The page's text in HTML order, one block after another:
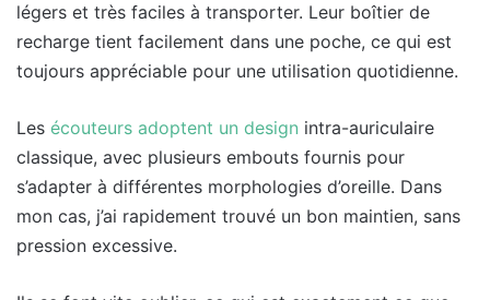
légers et très faciles à transporter. Leur boîtier de
recharge tient facilement dans une poche, ce qui est
toujours appréciable pour une utilisation quotidienne.
Les écouteurs adoptent un design intra-auriculaire
classique, avec plusieurs embouts fournis pour
s’adapter à différentes morphologies d’oreille. Dans
mon cas, j’ai rapidement trouvé un bon maintien, sans
pression excessive.